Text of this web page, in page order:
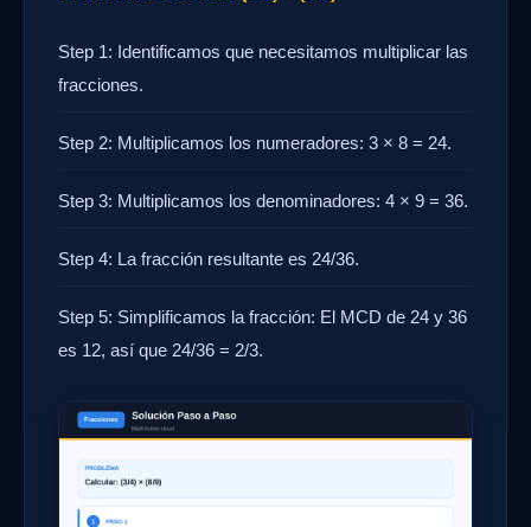
Step 1: Identificamos que necesitamos multiplicar las
fracciones.
Step 2: Multiplicamos los numeradores: 3 × 8 = 24.
Step 3: Multiplicamos los denominadores: 4 × 9 = 36.
Step 4: La fracción resultante es 24/36.
Step 5: Simplificamos la fracción: El MCD de 24 y 36
es 12, así que 24/36 = 2/3.